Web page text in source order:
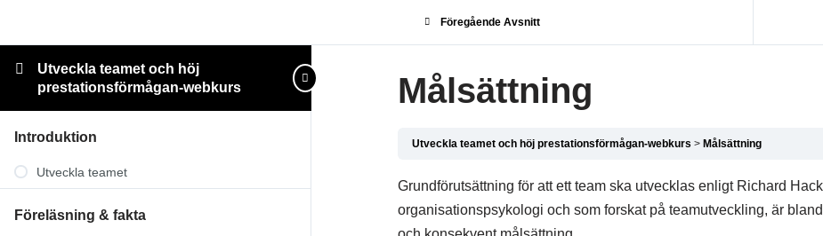
Utveckla teamet och höj
prestationsförmågan-webkurs
Introduktion
Utveckla teamet
Föreläsning & fakta
Föregående Avsnitt
Målsättning
Utveckla teamet och höj prestationsförmågan-webkurs Målsättning
Grundförutsättning för att ett team ska utvecklas enligt Richard
organisationspsykologi och som forskat på teamutveckling, är